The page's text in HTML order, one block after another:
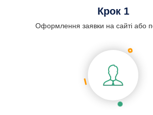
Крок 1
Оформлення заявки на сайті або